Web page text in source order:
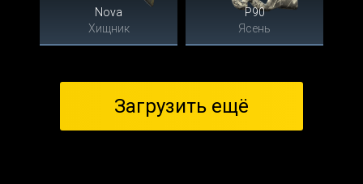
Nova
Хищник
P90
Ясень
Загрузить ещё